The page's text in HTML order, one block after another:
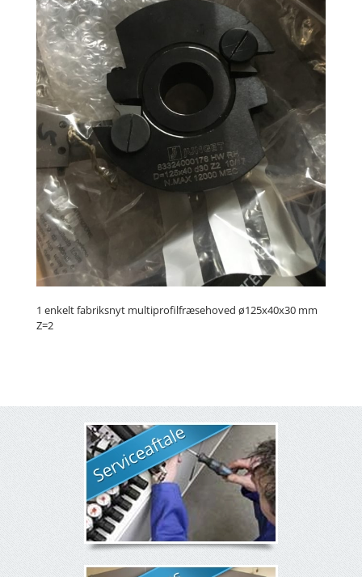
1 enkelt fabriksnyt multiprofilfræsehoved ø125x40x30 mm
Z=2